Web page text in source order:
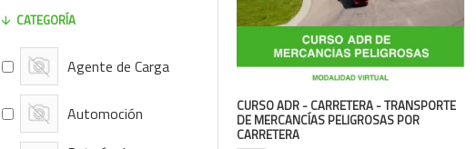
CATEGORÍA
Agente de Carga
Automoción
CURSO ADR - CARRETERA - TRANSPORTE
DE MERCANCÍAS PELIGROSAS POR
CARRETERA